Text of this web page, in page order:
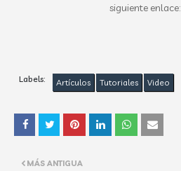
siguiente enlace:
Labels: Artículos Tutoriales Video
MÁS ANTIGUA